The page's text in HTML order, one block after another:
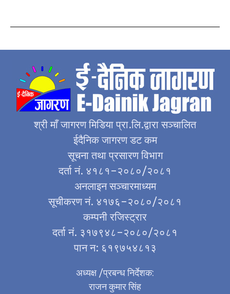
श्री माँ जागरण मिडिया प्रा.लि.द्वारा सञ्चालित
ईदैनिक जागरण डट कम
सूचना तथा प्रसारण विभाग
दर्ता नं. ४१८१–२०८०/२०८१
अनलाइन सञ्चारमाध्यम
सूचीकरण नं. ४१७६–२०८०/२०८१
कम्पनी रजिस्ट्रार
दर्ता नं. ३१७९४८–२०८०/२०८१
पान न: ६१९७५४८१३
अध्यक्ष /प्रबन्ध निर्देशक:
राजन कुमार सिंह